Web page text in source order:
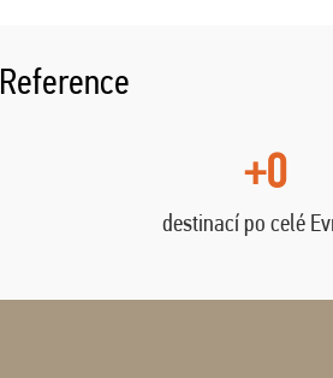
Reference
+0
destinací po celé